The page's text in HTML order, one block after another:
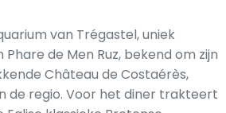
van Trégastel, uniek
de Men Ruz, bekend om zijn
Château de Costaérès,
de regio. Voor het diner trakteert